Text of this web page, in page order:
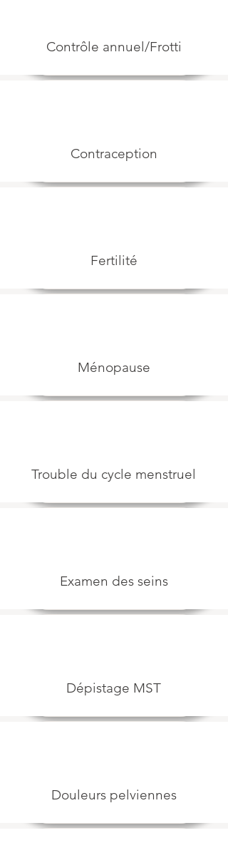
Contrôle annuel/Frotti
Contraception
Fertilité
Ménopause
Trouble du cycle menstruel
Examen des seins
Dépistage MST
Douleurspelviennes